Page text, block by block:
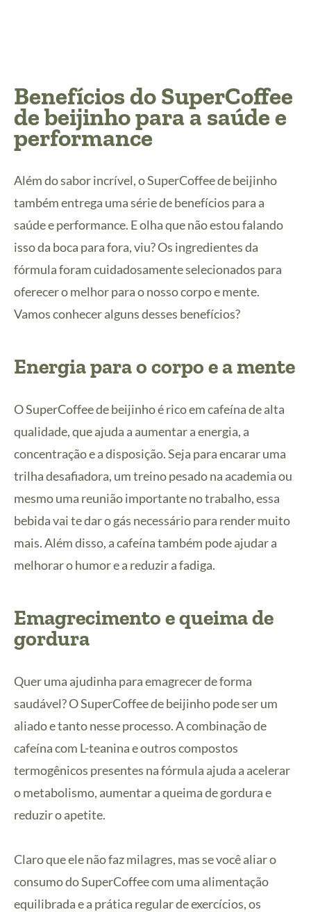
Benefícios do SuperCoffee
de beijinho para a saúde e
performance
Além do sabor incrível, o SuperCoffee de beijinho
também entrega uma série de benefícios para a
saúde e performance. E olha que não estou falando
isso da boca para fora, viu? Os ingredientes da
fórmula foram cuidadosamente selecionados para
oferecer o melhor para o nosso corpo e mente.
Vamos conhecer alguns desses benefícios?
Energia para o corpo e a mente
O SuperCoffee de beijinho é rico em cafeína de alta
qualidade, que ajuda a aumentar a energia, a
concentração e a disposição. Seja para encarar uma
trilha desafiadora, um treino pesado na academia ou
mesmo uma reunião importante no trabalho, essa
bebida vai te dar o gás necessário para render muito
mais. Além disso, a cafeína também pode ajudar a
melhorar o humor e a reduzir a fadiga.
Emagrecimento e queima de
gordura
Quer uma ajudinha para emagrecer de forma
saudável? O SuperCoffee de beijinho pode ser um
aliado e tanto nesse processo. A combinação de
cafeína com L-teanina e outros compostos
termogênicos presentes na fórmula ajuda a acelerar
o metabolismo, aumentar a queima de gordura e
reduzir o apetite.
Claro que ele não faz milagres, mas se você aliar o
consumo do SuperCoffee com uma alimentação
equilibrada e a prática regular de exercícios, os